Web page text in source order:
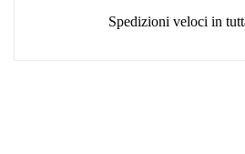
Spedizioni veloci in